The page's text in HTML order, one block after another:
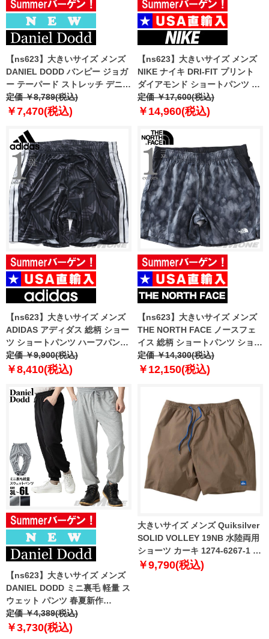
【ns623】大きいサイズ メンズ
DANIEL DODD バンピー ジョガ
ー テーパード ストレッチ デニム
パンツ 春夏新作 830-d-259005
【fre】
定価 ￥8,789(税込)
￥7,470(税込)
【ns623】大きいサイズ メンズ
NIKE ナイキ DRI-FIT プリント
ダイアモンド ショートパンツ シ
ョーツ USA直輸入 if0861
定価 ￥17,600(税込)
￥14,960(税込)
【ns623】大きいサイズ メンズ
ADIDAS アディダス 総柄 ショー
ツ ショートパンツ ハーフパンツ
GOALKEEPER SHORTS USA直
輸入 jl6632
定価 ￥9,900(税込)
￥8,410(税込)
【ns623】大きいサイズ メンズ
THE NORTH FACE ノースフェ
イス 総柄 ショートパンツ ショー
ツ 24/7 SS SHORTS-PRINT
USA直輸入 nf0a8g86-mf4
定価 ￥14,300(税込)
￥12,150(税込)
【ns623】大きいサイズ メンズ
DANIEL DODD ミニ裏毛 軽量 ス
ウェット パンツ 春夏新作
azswp-260104 【fre】
定価 ￥4,389(税込)
￥3,730(税込)
大きいサイズ メンズ Quiksilver
SOLID VOLLEY 19NB 水陸両用
ショーツ カーキ 1274-6267-1 3L
4L 5L 6L
￥9,790(税込)